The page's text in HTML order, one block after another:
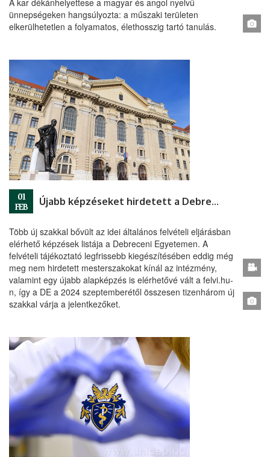
A kar dékánhelyettese a magyar és angol nyelvű
ünnepségeken hangsúlyozta: a műszaki területen
elkerülhetetlen a folyamatos, élethosszig tartó tanulás.
01
FEB
Újabb képzéseket hirdetett a Debreceni Egyetem
Több új szakkal bővült az idei általános felvételi eljárásban
elérhető képzések listája a Debreceni Egyetemen. A
felvételi tájékoztató legfrissebb kiegészítésében eddig még
meg nem hirdetett mesterszakokat kínál az intézmény,
valamint egy újabb alapképzés is elérhetővé vált a felvi.hu-
n, így a DE a 2024 szeptemberétől összesen tizenhárom új
szakkal várja a jelentkezőket.